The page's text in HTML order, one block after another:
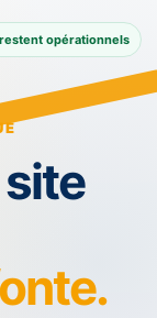
opérationnels